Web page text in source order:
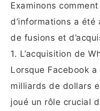
Examinons
d’informations a
de fusions et
1. L’acquisition de
Lorsque Facebook
milliards de dollars
joué un rôle crucial